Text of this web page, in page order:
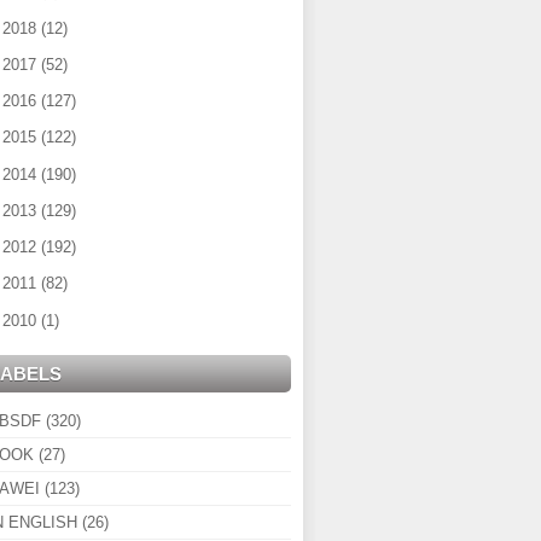
2018 (12)
2017 (52)
2016 (127)
2015 (122)
2014 (190)
2013 (129)
2012 (192)
2011 (82)
2010 (1)
(320)
(27)
(123)
ENGLISH (26)